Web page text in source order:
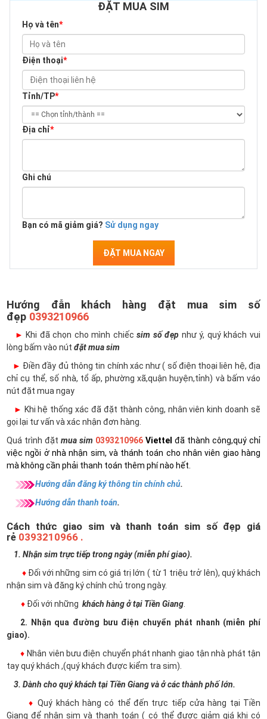
ĐẶT MUA SIM
Họ và tên*
Điện thoại*
Tỉnh/TP*
Địa chỉ*
Ghi chú
Bạn có mã giảm giá? Sử dụng ngay
ĐẶT MUA NGAY
Hướng đẫn khách hàng đặt mua sim số
đẹp 0393210966
► Khi đã chọn cho mình chiếcsim số đẹp như ý, quý khách vui
lòng bấm vào nút đặt mua sim
► Điền đầy đủ thông tin chính xác như ( số điện thoại liên hệ, địa
chỉ cụ thể, số nhà, tổ ấp, phường xã,quận huyện,tỉnh) và bấm váo
nút đặt mua ngay
► Khi hệ thống xác đã đặt thành công, nhân viên kinh doanh sẽ
gọi lại tư vấn và xác nhận đơn hàng.
Quá trình đặt mua sim 0393210966 Viettel đã thành công,quý chỉ
việc ngồi ở nhà nhận sim, và thánh toán cho nhân viên giao hàng
mà không cần phải thanh toán thêm phí nào hết.
Hướng dẫn đăng ký thông tin chính chủ.
Hướng dẫn thanh toán.
Cách thức giao sim và thanh toán sim số đẹp giá
rẻ 0393210966 .
1. Nhận sim trực tiếp trong ngày (miễn phí giao).
♦ Đối với những sim có giá trị lớn ( từ 1 triệu trở lên), quý khách
nhận sim và đăng ký chính chủ trong ngày.
♦ Đối với những khách hàng ở tại Tiền Giang
2. Nhận qua đường bưu điện chuyển phát nhanh (miễn phí
giao).
♦ Nhân viên bưu điện chuyển phát nhanh giao tận nhà phát tận
tay quý khách ,(quý khách được kiểm tra sim).
3. Dành cho quý khách tại Tiền Giang và ở các thành phố lớn.
♦ Quý khách hàng có thể đến trực tiếp cửa hàng tại Tiền
Giang để nhận sim và thanh toán ( có thể được giảm giá khi có